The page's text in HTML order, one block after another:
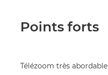
Points forts
Télézoom très abordable